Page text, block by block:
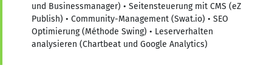
und Businessmanager) • Seitensteuerung mit CMS (eZ
Publish) • Community-Management (Swat.io) • SEO
Optimierung (Méthode Swing) • Leserverhalten
analysieren (Chartbeat und Google Analytics)